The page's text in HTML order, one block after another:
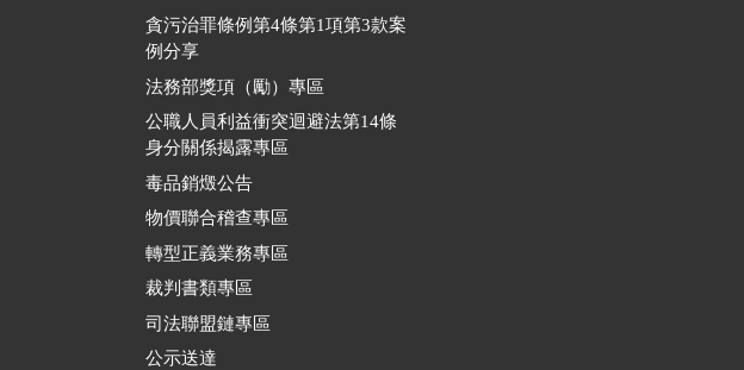
貪污治罪條例第4條第1項第3款案
例分享
法務部獎項（勵）專區
公職人員利益衝突迴避法第14條
身分關係揭露專區
毒品銷燬公告
物價聯合稽查專區
轉型正義業務專區
裁判書類專區
司法聯盟鏈專區
公示送達